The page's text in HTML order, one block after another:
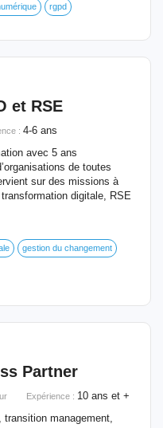
rgpd
et RSE
: 4-6 ans
avec 5 ans
de toutes
sur des missions à
digitale, RSE
gestion du changement
Partner
Expérience : 10 ans et +
management,